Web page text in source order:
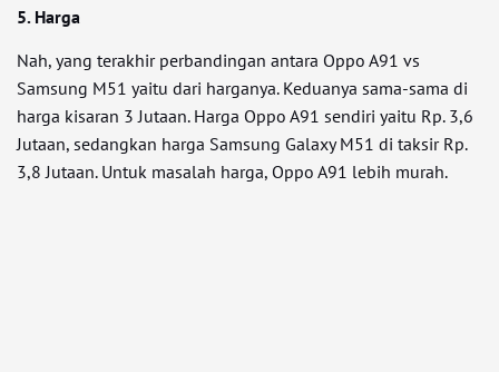
5. Harga
Nah, yang terakhir perbandingan antara Oppo A91 vs
Samsung M51 yaitu dari harganya. Keduanya sama-sama di
harga kisaran 3 Jutaan. Harga Oppo A91 sendiri yaitu Rp. 3,6
Jutaan, sedangkan harga Samsung Galaxy M51 di taksir Rp.
3,8 Jutaan. Untuk masalah harga, Oppo A91 lebih murah.